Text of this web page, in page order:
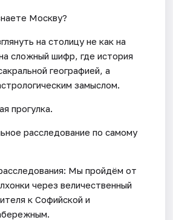
Москву?
на столицу не как на
сложный шифр, где история
географией, а
замыслом.
прогулка.
расследование по самому
Мы пройдём от
через величественный
к Софийской и